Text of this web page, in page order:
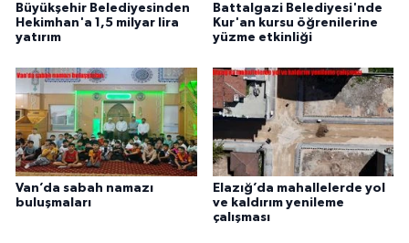
Büyükşehir Belediyesinden
Hekimhan'a 1,5 milyar lira
yatırım
Battalgazi Belediyesi'nde
Kur'an kursu öğrenilerine
yüzme etkinliği
Van’da sabah namazı
buluşmaları
Elazığ’da mahallelerde yol
ve kaldırım yenileme
çalışması